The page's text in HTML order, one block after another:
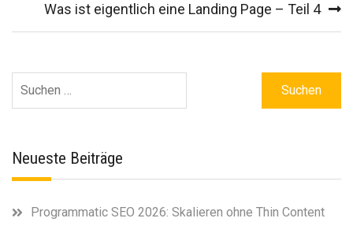
Was ist eigentlich eine Landing Page – Teil 4
nach:
Neueste Beiträge
Programmatic SEO 2026: Skalieren ohne Thin Content